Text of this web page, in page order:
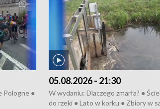
Pologne ●
05.08.2026 - 21:30
W wydaniu: Dlaczego zmarła? ●
do rzeki ● Lato w korku ● Zbiory w